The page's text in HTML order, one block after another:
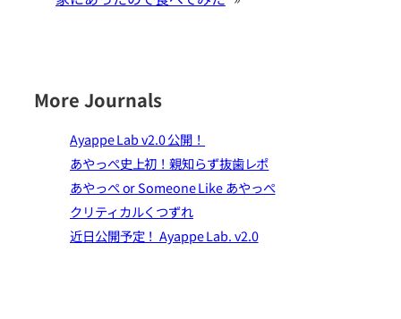
More Journals
Ayappe Lab v2.0 公開！
あやっぺ史上初！親知らず抜歯レポ
あやっぺ or Someone Like あやっぺ
クリティカルくつずれ
近日公開予定！ Ayappe Lab. v2.0